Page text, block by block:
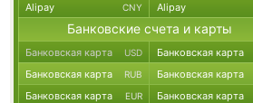
Alipay CNY Alipay
Банковские счета и карты
Банковская карта USD Банковская карта
Банковская карта RUB Банковская карта
Банковская карта EUR Банковская карта